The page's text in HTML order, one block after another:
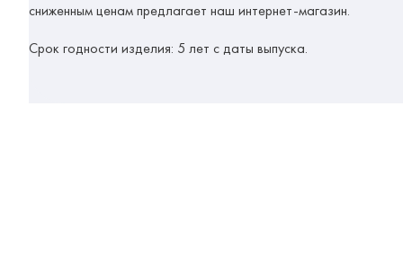
сниженным ценам предлагает наш интернет-магазин.
Срок годности изделия: 5 лет с даты выпуска.